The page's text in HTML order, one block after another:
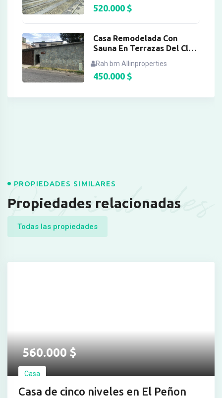
520.000 $
Casa Remodelada Con
Sauna En Terrazas Del Club
Rah bm Allinproperties
450.000 $
Propiedades
PROPIEDADES SIMILARES
Propiedades relacionadas
Todas las propiedades
560.000$
Casa
Casa de cinco niveles en El Peñon